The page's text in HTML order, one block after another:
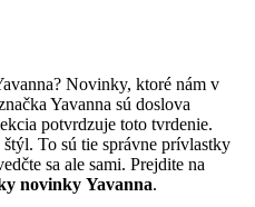
Novinky, ktoré nám v
Yavanna sú doslova
potvrdzuje toto tvrdenie.
To sú tie správne prívlastky
sa ale sami. Prejdite na
novinky Yavanna.